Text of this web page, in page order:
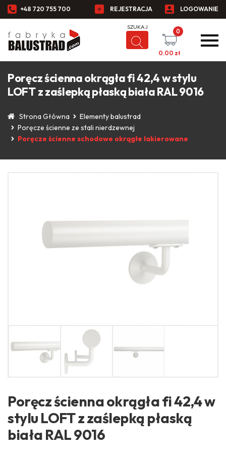
+48 720 755 700 REJESTRACJA LOGOWANIE
0
0.00 zł
​Poręcz ścienna okrągła fi 42,4 w stylu
LOFT z zaślepką płaską biała ​RAL 9016​
Strona Główna
Elementy balustrad
Poręcze ścienne ze stali nierdzewnej
Poręcze ścienne schodowe okrągłe lakierowane
​Poręcz ścienna okrągła fi 42,4 w
stylu LOFT z zaślepką płaską
biała ​RAL 9016​